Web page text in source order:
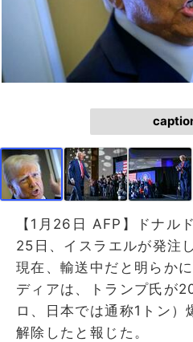
【1月26日 AFP】ドナル
25日、イスラエルが発注
現在、輸送中だと明らか
ディアは、トランプ氏が
ロ、日本では通称1トン）
解除したと報じた。